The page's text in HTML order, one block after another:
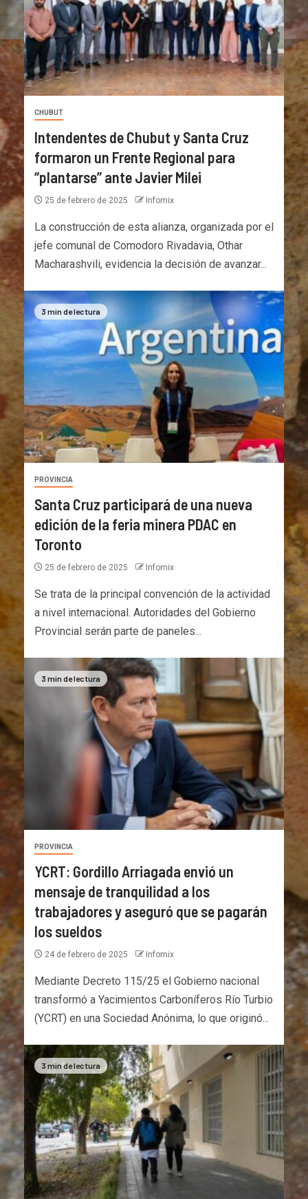
CHUBUT
Intendentes de Chubut y Santa Cruz
formaron un Frente Regional para
“plantarse” ante Javier Milei
25 de febrero de 2025 Infomix
La construcción de esta alianza, organizada por el
jefe comunal de Comodoro Rivadavia, Othar
Macharashvili, evidencia la decisión de avanzar...
3 min de lectura
PROVINCIA
Santa Cruz participará de una nueva
edición de la feria minera PDAC en
Toronto
25 de febrero de 2025 Infomix
Se trata de la principal convención de la actividad
a nivel internacional. Autoridades del Gobierno
Provincial serán parte de paneles...
3 min de lectura
PROVINCIA
YCRT: Gordillo Arriagada envió un
mensaje de tranquilidad a los
trabajadores y aseguró que se pagarán
los sueldos
24 de febrero de 2025 Infomix
Mediante Decreto 115/25 el Gobierno nacional
transformó a Yacimientos Carboníferos Río Turbio
(YCRT) en una Sociedad Anónima, lo que originó...
3 min de lectura